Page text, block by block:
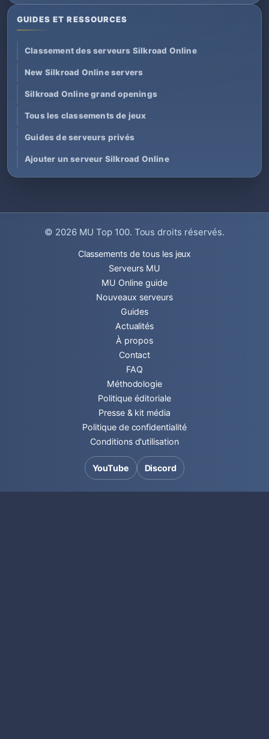
GUIDES ET RESSOURCES
Classement des serveurs Silkroad Online
New Silkroad Online servers
Silkroad Online grand openings
Tous les classements de jeux
Guides de serveurs privés
Ajouter un serveur Silkroad Online
© 2026 MU Top 100. Tous droits réservés.
Classements de tous les jeux
Serveurs MU
MU Online guide
Nouveaux serveurs
Guides
Actualités
À propos
Contact
FAQ
Méthodologie
Politique éditoriale
Presse & kit média
Politique de confidentialité
Conditions d'utilisation
YouTube Discord